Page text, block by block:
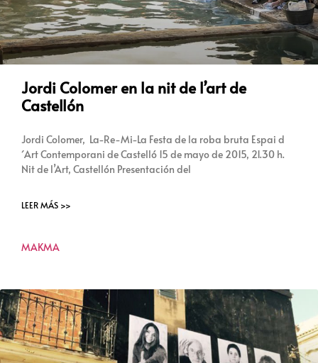
Jordi Colomer en la nit de l’art de
Castellón
Jordi Colomer, La-Re-Mi-La Festa de la roba bruta Espai d
´Art Contemporani de Castelló 15 de mayo de 2015, 21.30 h.
Nit de l’Art, Castellón Presentación del
LEER MÁS >>
MAKMA